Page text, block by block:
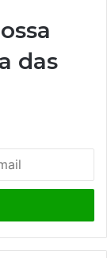
das